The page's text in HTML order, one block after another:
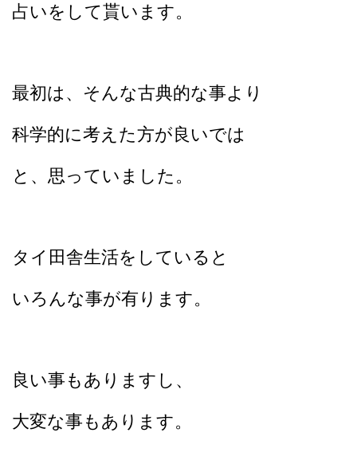
占いをして貰います。
最初は、そんな古典的な事より
科学的に考えた方が良いでは
と、思っていました。
タイ田舎生活をしていると
いろんな事が有ります。
良い事もありますし、
大変な事もあります。